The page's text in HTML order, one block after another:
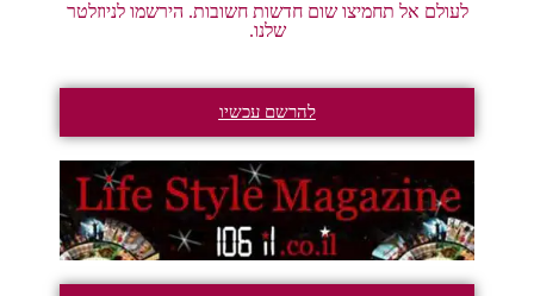
לעולם אל תחמיצו שום חדשות חשובות. הירשמו לניוזלטר
שלנו.
להרשם עכשיו